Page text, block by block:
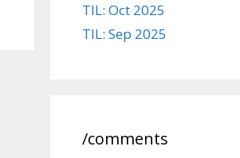
TIL: Oct 2025
TIL: Sep 2025
/comments